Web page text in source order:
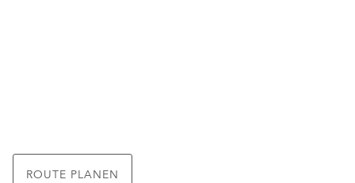
ROUTE PLANEN